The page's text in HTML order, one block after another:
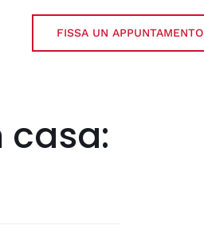
FISSA UN APPUNTAMENTO
casa: